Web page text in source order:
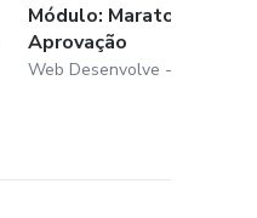
Módulo: Maratona da
Aprovação
Web Desenvolve - MKT Digital